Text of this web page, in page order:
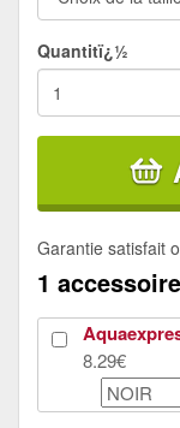
Quantitï¿½
Garantie satisfait
1
8.29€